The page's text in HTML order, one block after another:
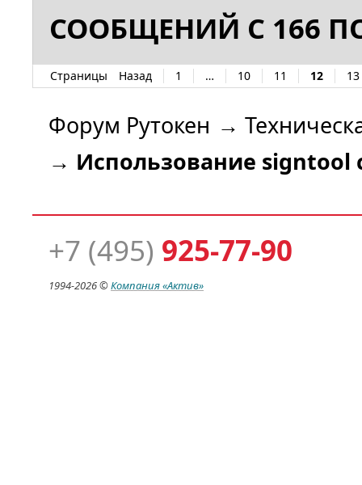
СООБЩЕНИЙ С 166
Страницы Назад 1 … 10 11 12 13
Форум Рутокен →
→ Использование signtool
+7 (495) 925-77-90
1994-2026 ©Компания«Актив»